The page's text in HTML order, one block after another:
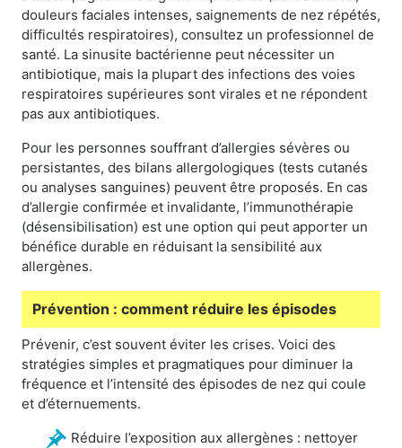
douleurs faciales intenses, saignements de nez répétés,
difficultés respiratoires), consultez un professionnel de
santé. La sinusite bactérienne peut nécessiter un
antibiotique, mais la plupart des infections des voies
respiratoires supérieures sont virales et ne répondent
pas aux antibiotiques.
Pour les personnes souffrant d’allergies sévères ou
persistantes, des bilans allergologiques (tests cutanés
ou analyses sanguines) peuvent être proposés. En cas
d’allergie confirmée et invalidante, l’immunothérapie
(désensibilisation) est une option qui peut apporter un
bénéfice durable en réduisant la sensibilité aux
allergènes.
Prévention : comment réduire les épisodes
Prévenir, c’est souvent éviter les crises. Voici des
stratégies simples et pragmatiques pour diminuer la
fréquence et l’intensité des épisodes de nez qui coule
et d’éternuements.
Réduire l’exposition aux allergènes : nettoyer